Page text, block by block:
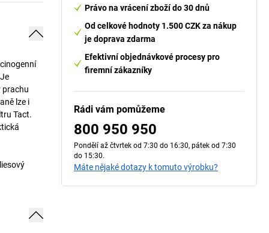
prachu
lze i
Tact.
Právo na vrácení zboží do 30 dnů
Od celkové hodnoty 1.500 CZK za nákup
je doprava zdarma
Efektivní objednávkové procesy pro
firemní zákazníky
Rádi vám pomůžeme
800 950 950
Pondělí až čtvrtek od 7:30 do 16:30, pátek od 7:30
do 15:30.
Máte nějaké dotazy k tomuto výrobku?